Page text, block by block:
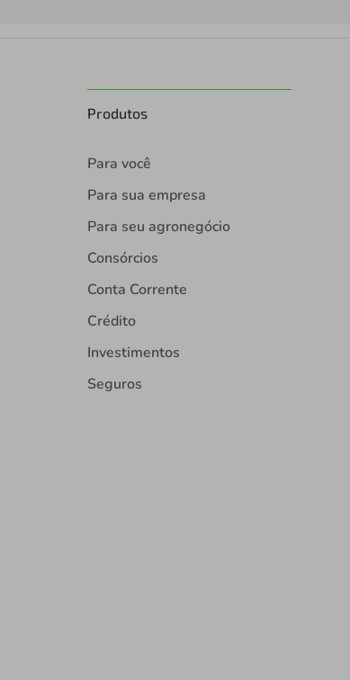
Produtos
Para você
Para sua empresa
Para seu agronegócio
Consórcios
Conta Corrente
Crédito
Investimentos
Seguros